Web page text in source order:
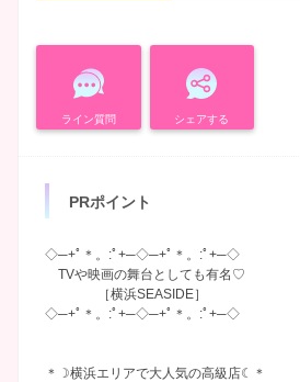
ライン質問 シェアする
PRポイント
◇─+ﾟ＊。:ﾟ+─◇─+ﾟ＊。:ﾟ+─◇
TVや映画の舞台としても有名♡
［横浜SEASIDE］
◇─+ﾟ＊。:ﾟ+─◇─+ﾟ＊。:ﾟ+─◇
＊☽横浜エリアで大人気の高級店☾＊